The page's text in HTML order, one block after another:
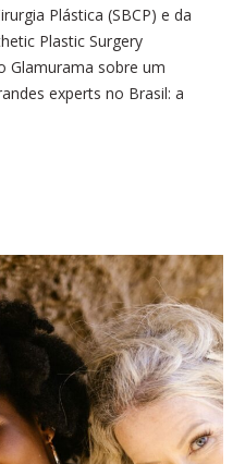
Plástica (SBCP) e da
Plastic Surgery
Glamurama sobre um
experts no Brasil: a